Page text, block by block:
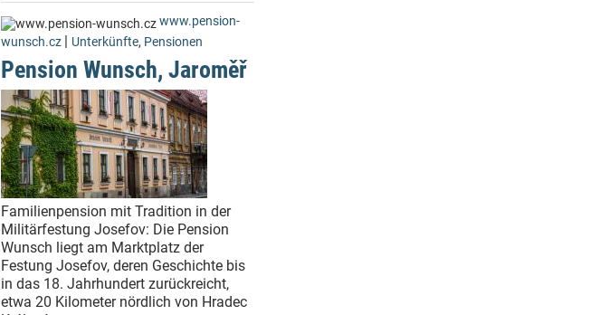
www.pension-
wunsch.cz | Unterkünfte, Pensionen
Pension Wunsch, Jaroměř
Familienpension mit Tradition in der
Militärfestung Josefov: Die Pension
Wunsch liegt am Marktplatz der
Festung Josefov, deren Geschichte bis
in das 18. Jahrhundert zurückreicht,
etwa 20 Kilometer nördlich von Hradec